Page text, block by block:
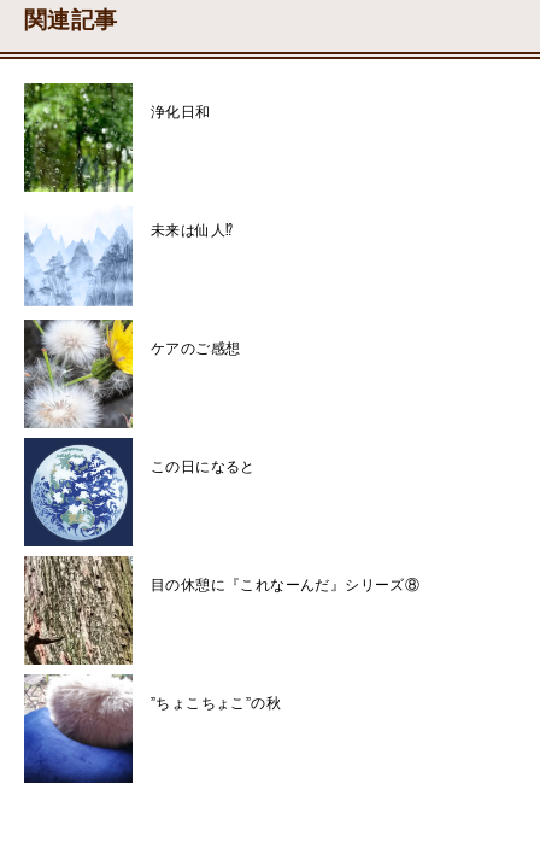
関連記事
浄化日和
未来は仙人⁉
ケアのご感想
この日になると
目の休憩に『これなーんだ』シリーズ⑧
”ちょこちょこ”の秋